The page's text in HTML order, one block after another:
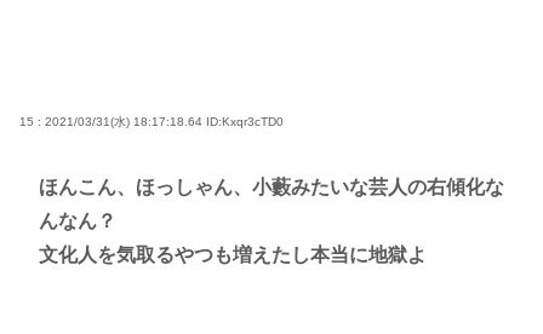
15 : 2021/03/31(水) 18:17:18.64 ID:Kxqr3cTD0
ほんこん、ほっしゃん、小藪みたいな芸人の右傾化な
んなん？
文化人を気取るやつも増えたし本当に地獄よ